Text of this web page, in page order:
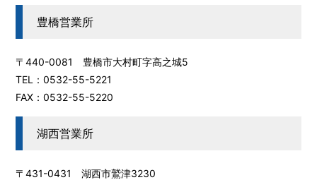
豊橋営業所
〒440-0081 豊橋市大村町字高之城5
TEL：0532-55-5221
FAX：0532-55-5220
湖西営業所
〒431-0431 湖西市鷲津3230